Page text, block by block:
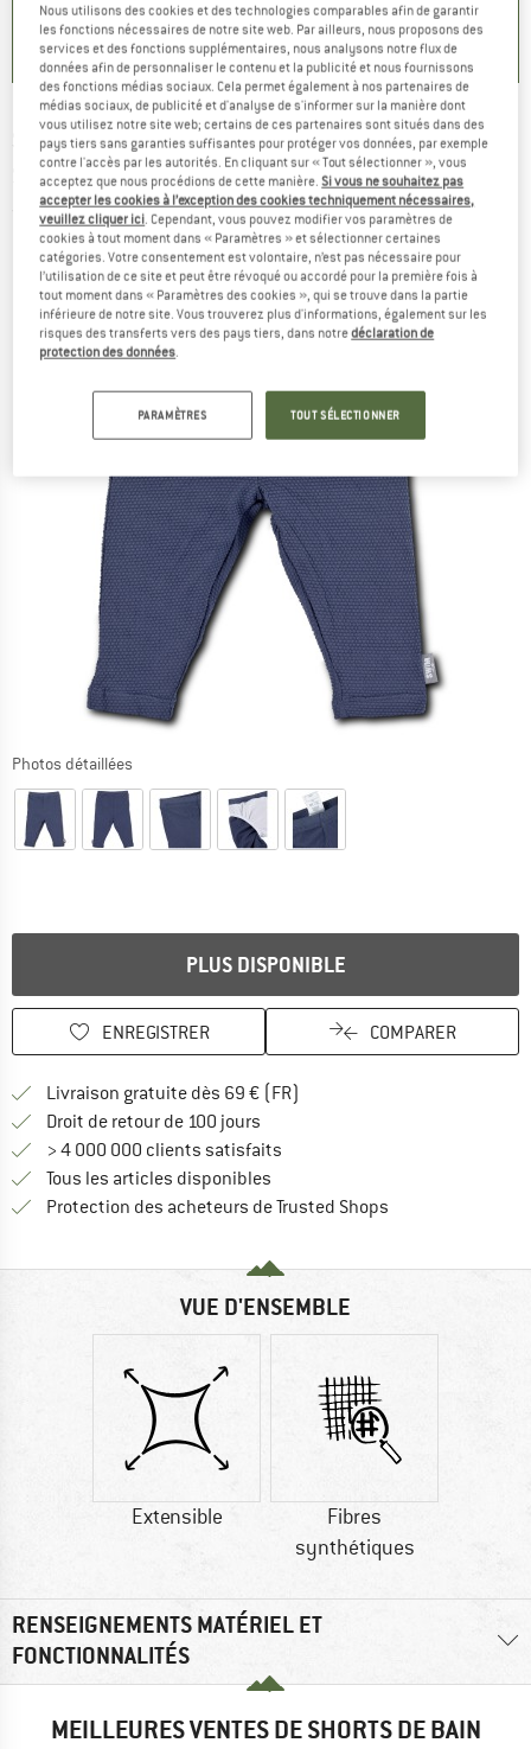
5,0(6)
5,0 (1)
STERNTALER - Kid's Badehose Struktur -
Short de bain
(0)
Photos détaillées
PLUS DISPONIBLE
ENREGISTRER COMPARER
Livraison gratuite dès 69 € (FR)
Droit de retour de 100 jours
> 4 000 000 clients satisfaits
Tous les articles disponibles
Protection des acheteurs de Trusted Shops
VUE D'ENSEMBLE
Extensible
Fibres
synthétiques
RENSEIGNEMENTS MATÉRIEL ET
FONCTIONNALITÉS
MEILLEURES VENTES DE SHORTS DE BAIN
Nous utilisons des cookies et des technologies comparables afin de garantir
les fonctions nécessaires de notre site web. Par ailleurs, nous proposons des
services et des fonctions supplémentaires, nous analysons notre flux de
données afin de personnaliser le contenu et la publicité et nous fournissons
des fonctions médias sociaux. Cela permet également à nos partenaires de
médias sociaux, de publicité et d'analyse de s'informer sur la manière dont
vous utilisez notre site web; certains de ces partenaires sont situés dans des
pays tiers sans garanties suffisantes pour protéger vos données, par exemple
contre l'accès par les autorités. En cliquant sur « Tout sélectionner », vous
acceptez que nous procédions de cette manière.Si vous ne souhaitez pas
accepter les cookies à l’exception des cookies techniquement nécessaires,
veuillez cliquer ici. Cependant, vous pouvez modifier vos paramètres de
cookies à tout moment dans « Paramètres » et sélectionner certaines
catégories. Votre consentement est volontaire, n’est pas nécessaire pour
l’utilisation de ce site et peut être révoqué ou accordé pour la première fois à
tout moment dans « Paramètres des cookies », qui se trouve dans la partie
inférieure de notre site. Vous trouverez plus d'informations, également sur les
risques des transferts vers des pays tiers, dans notredéclaration de
protection des données.
PARAMÈTRES TOUT SÉLECTIONNER